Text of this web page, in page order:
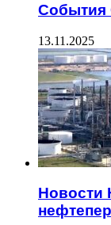
События
13.11.2025
Новости